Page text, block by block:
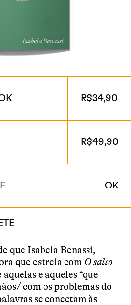
R$34,90
R$49,90
OK
que Isabela Benassi,
que estreia com O salto
e aqueles “que
com os problemas do
se conectam às